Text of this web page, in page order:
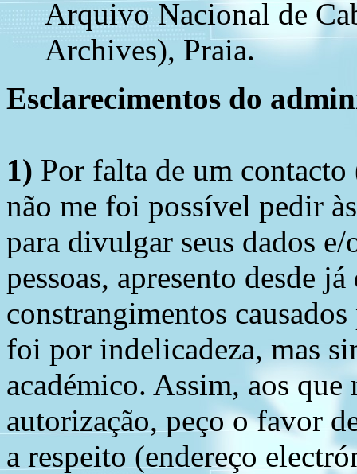
Arquivo Nacional de
Archives), Praia.
Esclarecimentos do
1) Por falta de um
não me foi possível pedir
para divulgar seus dados
pessoas, apresento desde
constrangimentos
foi por indelicadeza, mas
académico. Assim, aos
autorização, peço o favor
a respeito (endereço